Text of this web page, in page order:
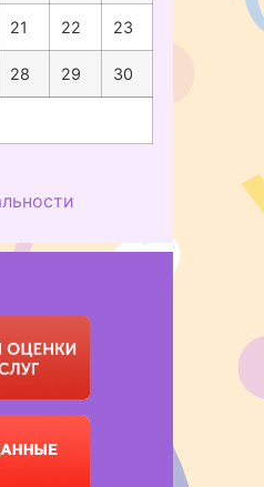
21 22 23
28 29 30